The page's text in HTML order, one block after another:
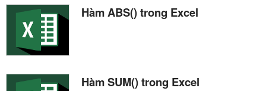
Hàm ABS() trong Excel
Hàm SUM() trong Excel